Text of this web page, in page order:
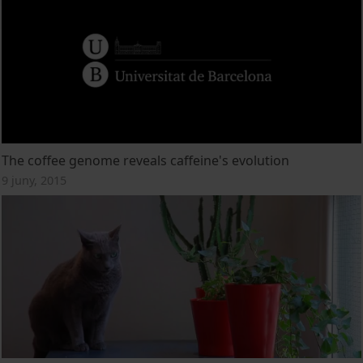
The coffee genome reveals caffeine's evolution
9 juny, 2015